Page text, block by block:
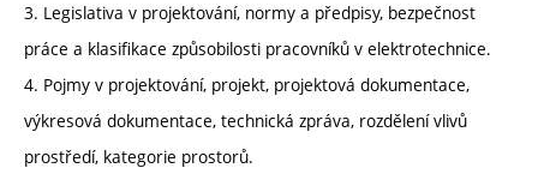
3. Legislativa v projektování, normy a předpisy, bezpečnost
práce a klasifikace způsobilosti pracovníků v elektrotechnice.
4. Pojmy v projektování, projekt, projektová dokumentace,
výkresová dokumentace, technická zpráva, rozdělení vlivů
prostředí, kategorie prostorů.